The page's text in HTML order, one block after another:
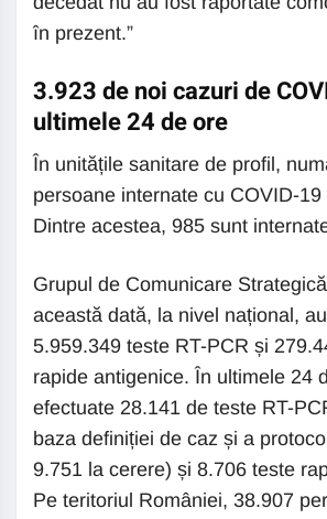
în prezent.”
3.923 de noi cazuri de
ultimele 24 de ore
În unitățile sanitare de profil,
persoane internate cu COVID-
Dintre acestea, 985 sunt
Grupul de Comunicare
această dată, la nivel național,
5.959.349 teste RT-PCR și
rapide antigenice. În ultimele 24
efectuate 28.141 de teste RT-
baza definiției de caz și a
9.751 la cerere) și 8.706 teste
Pe teritoriul României, 38.907